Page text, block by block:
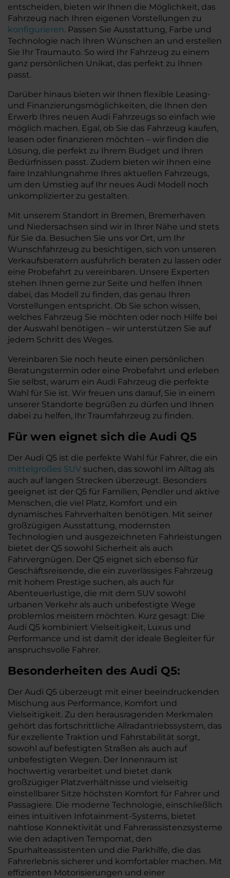
entscheiden, bieten wir Ihnen die Möglichkeit, das
Fahrzeug nach Ihren eigenen Vorstellungen zu
konfigurieren. Passen Sie Ausstattung, Farbe und
Technologie nach Ihren Wünschen an und erstellen
Sie Ihr Traumauto. So wird Ihr Fahrzeug zu einem
ganz persönlichen Unikat, das perfekt zu Ihnen
passt.
Darüber hinaus bieten wir Ihnen flexible Leasing-
und Finanzierungsmöglichkeiten, die Ihnen den
Erwerb Ihres neuen Audi Fahrzeugs so einfach wie
möglich machen. Egal, ob Sie das Fahrzeug kaufen,
leasen oder finanzieren möchten – wir finden die
Lösung, die perfekt zu Ihrem Budget und Ihren
Bedürfnissen passt. Zudem bieten wir Ihnen eine
faire Inzahlungnahme Ihres aktuellen Fahrzeugs,
um den Umstieg auf Ihr neues Audi Modell noch
unkomplizierter zu gestalten.
Mit unserem Standort in Bremen, Bremerhaven
und Niedersachsen sind wir in Ihrer Nähe und stets
für Sie da. Besuchen Sie uns vor Ort, um Ihr
Wunschfahrzeug zu besichtigen, sich von unseren
Verkaufsberatern ausführlich beraten zu lassen oder
eine Probefahrt zu vereinbaren. Unsere Experten
stehen Ihnen gerne zur Seite und helfen Ihnen
dabei, das Modell zu finden, das genau Ihren
Vorstellungen entspricht. Ob Sie schon wissen,
welches Fahrzeug Sie möchten oder noch Hilfe bei
der Auswahl benötigen – wir unterstützen Sie auf
jedem Schritt des Weges.
Vereinbaren Sie noch heute einen persönlichen
Beratungstermin oder eine Probefahrt und erleben
Sie selbst, warum ein Audi Fahrzeug die perfekte
Wahl für Sie ist. Wir freuen uns darauf, Sie in einem
unserer Standorte begrüßen zu dürfen und Ihnen
dabei zu helfen, Ihr Traumfahrzeug zu finden.
Für wen eignet sich die Audi Q5
Der Audi Q5 ist die perfekte Wahl für Fahrer, die ein
mittelgroßes SUV suchen, das sowohl im Alltag als
auch auf langen Strecken überzeugt. Besonders
geeignet ist der Q5 für Familien, Pendler und aktive
Menschen, die viel Platz, Komfort und ein
dynamisches Fahrverhalten benötigen. Mit seiner
großzügigen Ausstattung, modernsten
Technologien und ausgezeichneten Fahrleistungen
bietet der Q5 sowohl Sicherheit als auch
Fahrvergnügen. Der Q5 eignet sich ebenso für
Geschäftsreisende, die ein zuverlässiges Fahrzeug
mit hohem Prestige suchen, als auch für
Abenteuerlustige, die mit dem SUV sowohl
urbanen Verkehr als auch unbefestigte Wege
problemlos meistern möchten. Kurz gesagt: Die
Audi Q5 kombiniert Vielseitigkeit, Luxus und
Performance und ist damit der ideale Begleiter für
anspruchsvolle Fahrer.
Besonderheiten des Audi Q5:
Der Audi Q5 überzeugt mit einer beeindruckenden
Mischung aus Performance, Komfort und
Vielseitigkeit. Zu den herausragenden Merkmalen
gehört das fortschrittliche Allradantriebssystem, das
für exzellente Traktion und Fahrstabilität sorgt,
sowohl auf befestigten Straßen als auch auf
unbefestigten Wegen. Der Innenraum ist
hochwertig verarbeitet und bietet dank
großzügiger Platzverhältnisse und vielseitig
einstellbarer Sitze höchsten Komfort für Fahrer und
Passagiere. Die moderne Technologie, einschließlich
eines intuitiven Infotainment-Systems, bietet
nahtlose Konnektivität und Fahrerassistenzsysteme
wie den adaptiven Tempomat, den
Spurhalteassistenten und die Parkhilfe, die das
Fahrerlebnis sicherer und komfortabler machen. Mit
effizienten Motorisierungen und einer